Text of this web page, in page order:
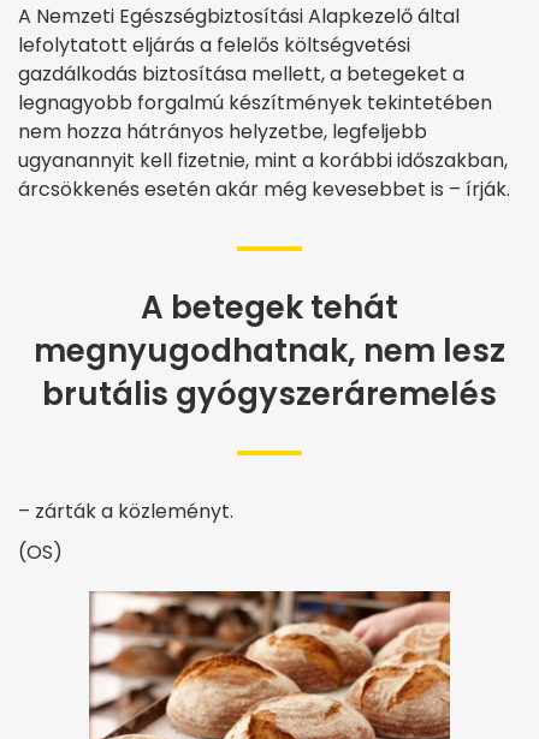
A Nemzeti Egészségbiztosítási Alapkezelő által
lefolytatott eljárás a felelős költségvetési
gazdálkodás biztosítása mellett, a betegeket a
legnagyobb forgalmú készítmények tekintetében
nem hozza hátrányos helyzetbe, legfeljebb
ugyanannyit kell fizetnie, mint a korábbi időszakban,
árcsökkenés esetén akár még kevesebbet is – írják.
A betegek tehát
megnyugodhatnak, nem lesz
brutális gyógyszeráremelés
– zárták a közleményt.
(OS)